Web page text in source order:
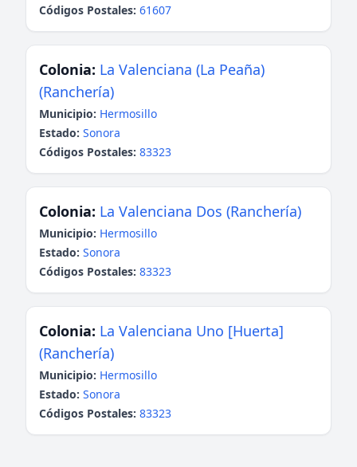
Códigos Postales: 61607
Colonia: La Valenciana (La Peaña)
(Ranchería)
Municipio: Hermosillo
Estado: Sonora
Códigos Postales: 83323
Colonia: La Valenciana Dos (Ranchería)
Municipio: Hermosillo
Estado: Sonora
Códigos Postales: 83323
Colonia: La Valenciana Uno [Huerta]
(Ranchería)
Municipio: Hermosillo
Estado: Sonora
Códigos Postales: 83323